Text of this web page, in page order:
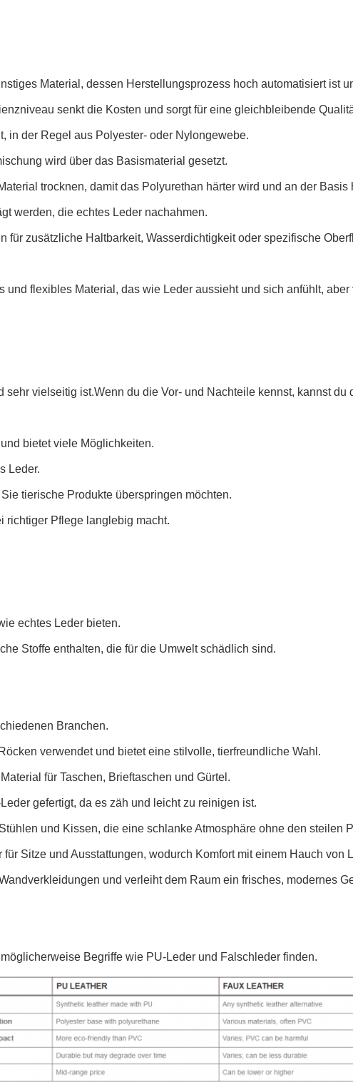
Material, dessen Herstellungsprozess hoch automatisiert ist
senkt die Kosten und sorgt für eine gleichbleibende
in der Regel aus Polyester- oder Nylongewebe.
wird über das Basismaterial gesetzt.
trocknen, damit das Polyurethan härter wird und an der Basis
werden, die echtes Leder nachahmen.
für zusätzliche Haltbarkeit, Wasserdichtigkeit oder spezifische
flexibles Material, das wie Leder aussieht und sich anfühlt,
vielseitig ist.Wenn du die Vor- und Nachteile kennst, kannst du
bietet viele Möglichkeiten.
Leder.
tierische Produkte überspringen möchten.
richtiger Pflege langlebig macht.
echtes Leder bieten.
Stoffe enthalten, die für die Umwelt schädlich sind.
Branchen.
verwendet und bietet eine stilvolle, tierfreundliche Wahl.
für Taschen, Brieftaschen und Gürtel.
gefertigt, da es zäh und leicht zu reinigen ist.
und Kissen, die eine schlanke Atmosphäre ohne den steilen
Sitze und Ausstattungen, wodurch Komfort mit einem Hauch von
und verleiht dem Raum ein frisches, modernes
Begriffe wie PU-Leder und Falschleder finden.